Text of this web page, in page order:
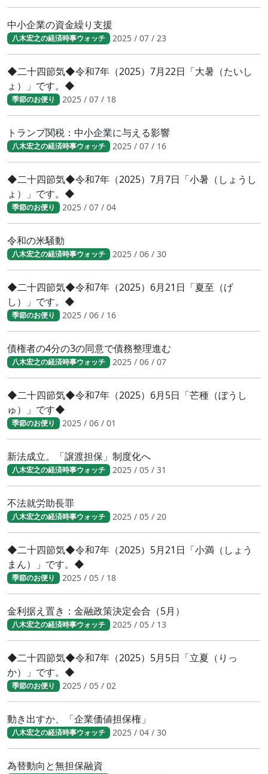
中小企業の資金繰り支援
八木宏之の経済時事ウォッチ 2025 / 07 / 23
◆二十四節気◆令和7年（2025）7月22日「大暑（たいし
ょ）」です。◆
季節のお便り 2025 / 07 / 18
トランプ関税：中小企業に与える影響
八木宏之の経済時事ウォッチ 2025 / 07 / 16
◆二十四節気◆令和7年（2025）7月7日「小暑（しょうし
ょ）」です。◆
季節のお便り 2025 / 07 / 04
令和の米騒動
八木宏之の経済時事ウォッチ 2025 / 06 / 30
◆二十四節気◆令和7年（2025）6月21日「夏至（げ
し）」です。◆
季節のお便り 2025 / 06 / 16
債権者の4分の3の同意で債務整理進む
八木宏之の経済時事ウォッチ 2025 / 06 / 07
◆二十四節気◆令和7年（2025）6月5日「芒種（ぼうし
ゅ）」です◆
季節のお便り 2025 / 06 / 01
新法成立。「譲渡担保」制度化へ
八木宏之の経済時事ウォッチ 2025 / 05 / 31
不法就労助長罪
八木宏之の経済時事ウォッチ 2025 / 05 / 20
◆二十四節気◆令和7年（2025）5月21日「小満（しょう
まん）」です。◆
季節のお便り 2025 / 05 / 18
金利据え置き：金融政策決定会合（5月）
八木宏之の経済時事ウォッチ 2025 / 05 / 13
◆二十四節気◆令和7年（2025）5月5日「立夏（りっ
か）」です。◆
季節のお便り 2025 / 05 / 02
動き出すか、「企業価値担保権」
八木宏之の経済時事ウォッチ 2025 / 04 / 30
為替動向と無担保融資